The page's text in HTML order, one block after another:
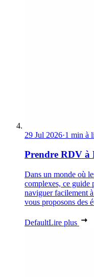
29 Jul 2026·1 min à
Prendre RDV à
Dans un monde où
complexes, ce guide
naviguer facilement
vous proposons des
DefaultLire plus